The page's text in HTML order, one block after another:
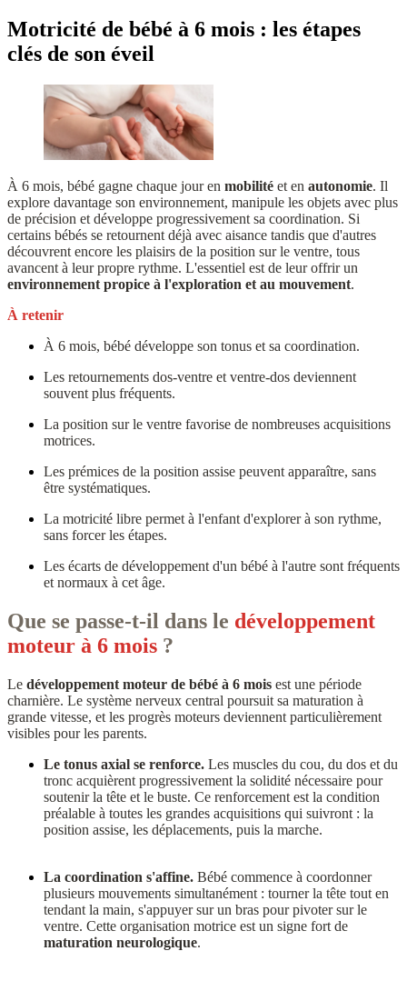
Motricité de bébé à 6 mois : les étapes
clés de son éveil
À 6 mois, bébé gagne chaque jour en mobilité et en autonomie. Il
explore davantage son environnement, manipule les objets avec plus
de précision et développe progressivement sa coordination. Si
certains bébés se retournent déjà avec aisance tandis que d'autres
découvrent encore les plaisirs de la position sur le ventre, tous
avancent à leur propre rythme. L'essentiel est de leur offrir un
environnement propice à l'exploration et au mouvement.
À retenir
À 6 mois, bébé développe son tonus et sa coordination.
Les retournements dos-ventre et ventre-dos deviennent
souvent plus fréquents.
La position sur le ventre favorise de nombreuses acquisitions
motrices.
Les prémices de la position assise peuvent apparaître, sans
être systématiques.
La motricité libre permet à l'enfant d'explorer à son rythme,
sans forcer les étapes.
Les écarts de développement d'un bébé à l'autre sont fréquents
et normaux à cet âge.
Que se passe-t-il dans le développement
moteur à 6 mois ?
Le développement moteur de bébé à 6 mois est une période
charnière. Le système nerveux central poursuit sa maturation à
grande vitesse, et les progrès moteurs deviennent particulièrement
visibles pour les parents.
Le tonus axial se renforce. Les muscles du cou, du dos et du
tronc acquièrent progressivement la solidité nécessaire pour
soutenir la tête et le buste. Ce renforcement est la condition
préalable à toutes les grandes acquisitions qui suivront : la
position assise, les déplacements, puis la marche.
La coordination s'affine. Bébé commence à coordonner
plusieurs mouvements simultanément : tourner la tête tout en
tendant la main, s'appuyer sur un bras pour pivoter sur le
ventre. Cette organisation motrice est un signe fort de
maturation neurologique.